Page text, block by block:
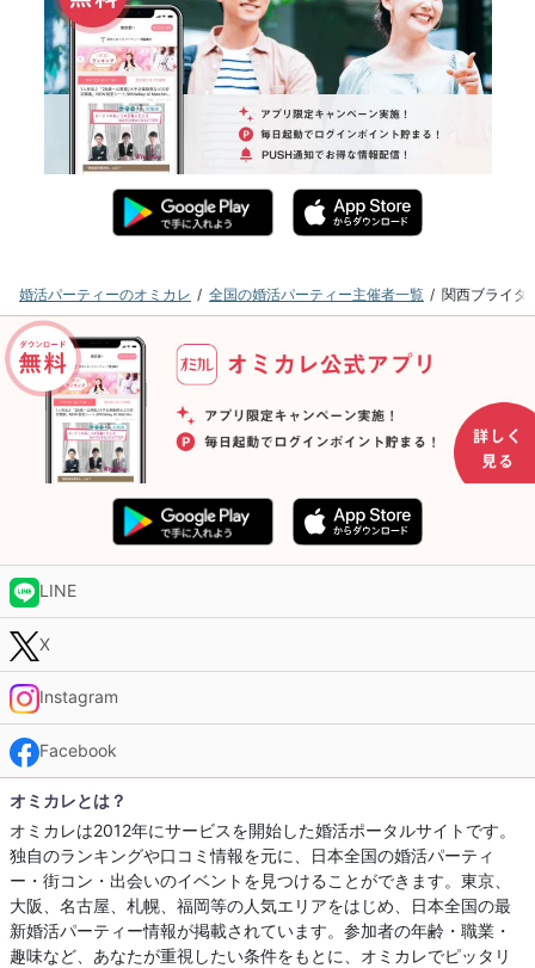
婚活パーティーのオミカレ 全国の婚活パーティー主催者一覧 関西ブライダ
LINE
X
Instagram
Facebook
オミカレとは？
オミカレは2012年にサービスを開始した婚活ポータルサイトです。
独自のランキングや口コミ情報を元に、日本全国の婚活パーティ
ー・街コン・出会いのイベントを見つけることができます。東京、
大阪、名古屋、札幌、福岡等の人気エリアをはじめ、日本全国の最
新婚活パーティー情報が掲載されています。参加者の年齢・職業・
趣味など、あなたが重視したい条件をもとに、オミカレでピッタリ